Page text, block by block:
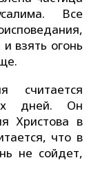
Все
взять огонь
считается
дней. Он
Христова в
что в
не сойдет,